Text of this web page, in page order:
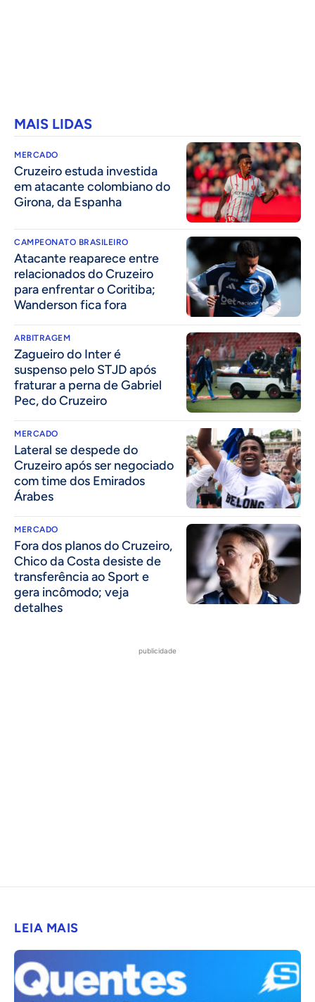
MAIS LIDAS
MERCADO
Cruzeiro estuda investida
em atacante colombiano do
Girona, da Espanha
CAMPEONATO BRASILEIRO
Atacante reaparece entre
relacionados do Cruzeiro
para enfrentar o Coritiba;
Wanderson fica fora
ARBITRAGEM
Zagueiro do Inter é
suspenso pelo STJD após
fraturar a perna de Gabriel
Pec, do Cruzeiro
MERCADO
Lateral se despede do
Cruzeiro após ser negociado
com time dos Emirados
Árabes
MERCADO
Fora dos planos do Cruzeiro,
Chico da Costa desiste de
transferência ao Sport e
gera incômodo; veja
detalhes
publicidade
LEIA MAIS